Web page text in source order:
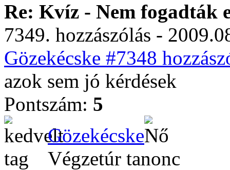
Re: Kvíz - Nem fogadták
7349. hozzászólás -
Gözekécske #7348
azok sem jó kérdések
Pontszám: 5
Gözekécske
Végzetúr tanonc